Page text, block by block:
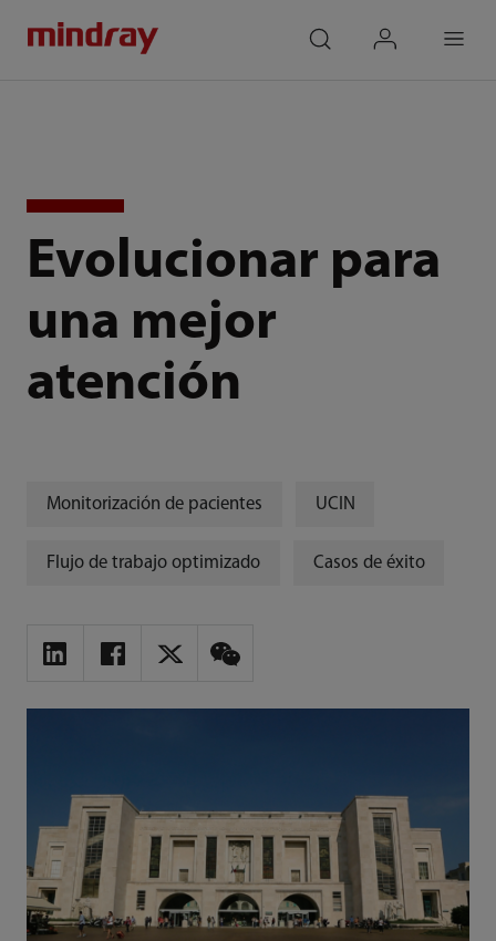
Evolucionar para
una mejor
atención
Monitorización de pacientes UCIN
Flujo de trabajo optimizado Casos de éxito